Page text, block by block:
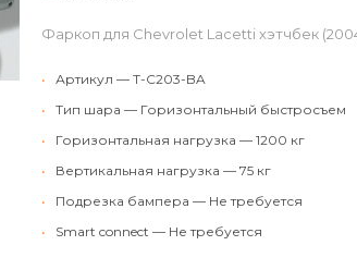
Фаркоп для Chevrolet Lacetti хэтчбек
•
Артикул — T-C203-BA
•
Тип шара — Горизонтальный быстросъем
•
Горизонтальная нагрузка — 1200 кг
•
Вертикальная нагрузка — 75 кг
•
Подрезка бампера — Не требуется
•
Smart connect — Не требуется